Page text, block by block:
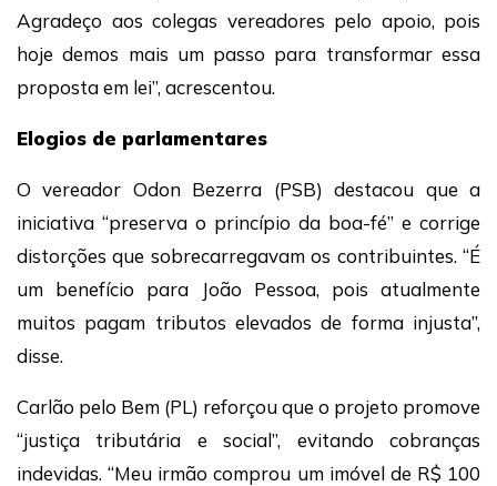
Agradeço aos colegas vereadores pelo apoio, pois
hoje demos mais um passo para transformar essa
proposta em lei”, acrescentou.
Elogios de parlamentares
O vereador Odon Bezerra (PSB) destacou que a
iniciativa “preserva o princípio da boa-fé” e corrige
distorções que sobrecarregavam os contribuintes. “É
um benefício para João Pessoa, pois atualmente
muitos pagam tributos elevados de forma injusta”,
disse.
Carlão pelo Bem (PL) reforçou que o projeto promove
“justiça tributária e social”, evitando cobranças
indevidas. “Meu irmão comprou um imóvel de R$ 100